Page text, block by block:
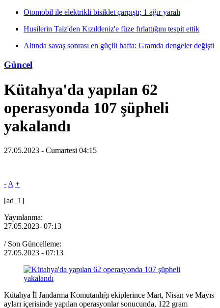
Otomobil ile elektrikli bisiklet çarpıştı; 1 ağır yaralı
Husilerin Taiz'den Kızıldeniz'e füze fırlattığını tespit ettik
Altında savaş sonrası en güçlü hafta: Gramda dengeler değişti
Güncel
Kütahya'da yapılan 62
operasyonda 107 şüpheli
yakalandı
27.05.2023 - Cumartesi 04:15
- A +
[ad_1]
Yayınlanma:
27.05.2023- 07:13
/ Son Güncelleme:
27.05.2023 - 07:13
Kütahya İl Jandarma Komutanlığı ekiplerince Mart, Nisan ve Mayıs
ayları içerisinde yapılan operasyonlar sonucunda, 122 gram